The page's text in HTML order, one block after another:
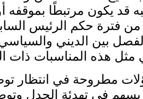
قد يكون مرتبطًا بموقفه
من فترة حكم الرئيس
بين الديني
مطروحة في انتظار
يسهم في تهدئة الجدل